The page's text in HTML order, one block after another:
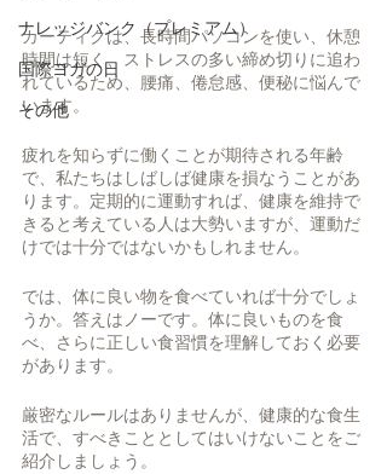
ナレッジバンク（プレミアム）
国際ヨガの日
その他
カーティクは、長時間パソコンを使い、休憩
時間は短く、ストレスの多い締め切りに追わ
れているため、腰痛、倦怠感、便秘に悩んで
います。
疲れを知らずに働くことが期待される年齢
で、私たちはしばしば健康を損なうことがあ
ります。定期的に運動すれば、健康を維持で
きると考えている人は大勢いますが、運動だ
けでは十分ではないかもしれません。
では、体に良い物を食べていれば十分でしょ
うか。答えはノーです。体に良いものを食
べ、さらに正しい食習慣を理解しておく必要
があります。
厳密なルールはありませんが、健康的な食生
活で、すべきこととしてはいけないことをご
紹介しましょう。